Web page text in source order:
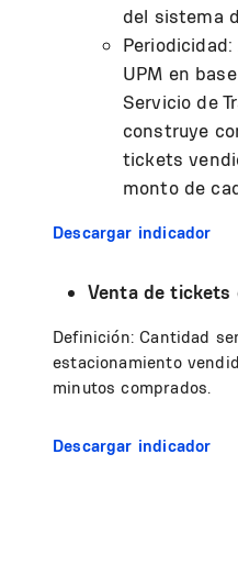
del sistema
UPM en
Servicio de
construye
tickets
monto de
Descargar indicador
Venta de tickets
Definición: Cantidad
estacionamiento
minutos comprados.
Descargar indicador